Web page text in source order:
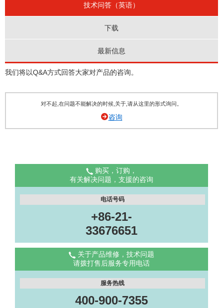
技术问答（英语）
下载
最新信息
我们将以Q&A方式回答大家对产品的咨询。
对不起,在问题不能解决的时候,关于,请从这里的形式询问。
咨询
购买，订购，
有关解决问题，支援的咨询
电话号码
+86-21-
33676651
关于产品维修，技术问题
请拨打售后服务专用电话
服务热线
400-900-7355